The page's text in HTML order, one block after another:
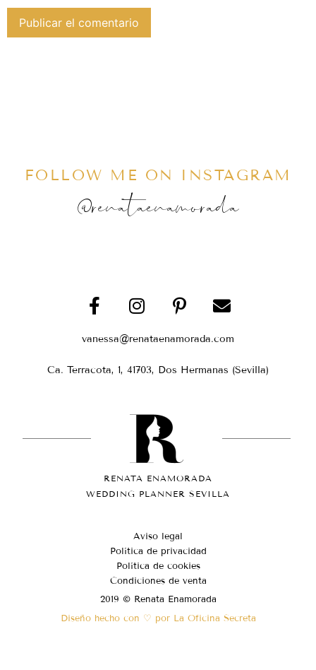
FOLLOW ME ON INSTAGRAM
@renataenamorada
vanessa@renataenamorada.com
Ca. Terracota, 1, 41703, Dos Hermanas (Sevilla)
RENATA ENAMORADA
WEDDING PLANNER SEVILLA
Aviso legal
Política de privacidad
Política de cookies
Condiciones de venta
2019 © Renata Enamorada
Diseño hecho con ♡ por La Oficina Secreta